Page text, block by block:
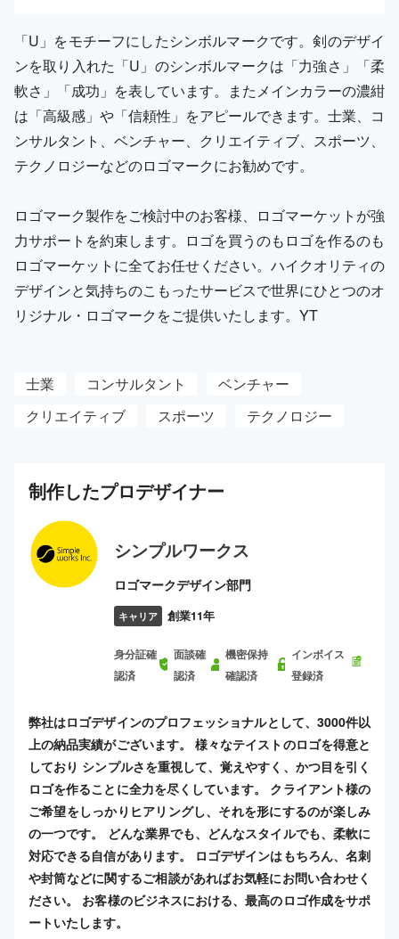
「U」をモチーフにしたシンボルマークです。剣のデザイ
ンを取り入れた「U」のシンボルマークは「力強さ」「柔
軟さ」「成功」を表しています。またメインカラーの濃紺
は「高級感」や「信頼性」をアピールできます。士業、コ
ンサルタント、ベンチャー、クリエイティブ、スポーツ、
テクノロジーなどのロゴマークにお勧めです。
ロゴマーク製作をご検討中のお客様、ロゴマーケットが強
力サポートを約束します。ロゴを買うのもロゴを作るのも
ロゴマーケットに全てお任せください。ハイクオリティの
デザインと気持ちのこもったサービスで世界にひとつのオ
リジナル・ロゴマークをご提供いたします。YT
士業 コンサルタント
ベンチャー
クリエイティブ
スポーツ テクノロジー
制作したプロデザイナー
シンプルワークス
ロゴマークデザイン部門
キャリア 創業11年
身分証確
認済
面談確
認済
機密保持
確認済
インボイス
登録済
弊社はロゴデザインのプロフェッショナルとして、3000件以
上の納品実績がございます。 様々なテイストのロゴを得意と
しており シンプルさを重視して、覚えやすく、かつ目を引く
ロゴを作ることに全力を尽くしています。 クライアント様の
ご希望をしっかりヒアリングし、それを形にするのが楽しみ
の一つです。 どんな業界でも、どんなスタイルでも、柔軟に
対応できる自信があります。 ロゴデザインはもちろん、名刺
や封筒などに関するご相談があればお気軽にお問い合わせく
ださい。 お客様のビジネスにおける、最高のロゴ作成をサポ
ートいたします。